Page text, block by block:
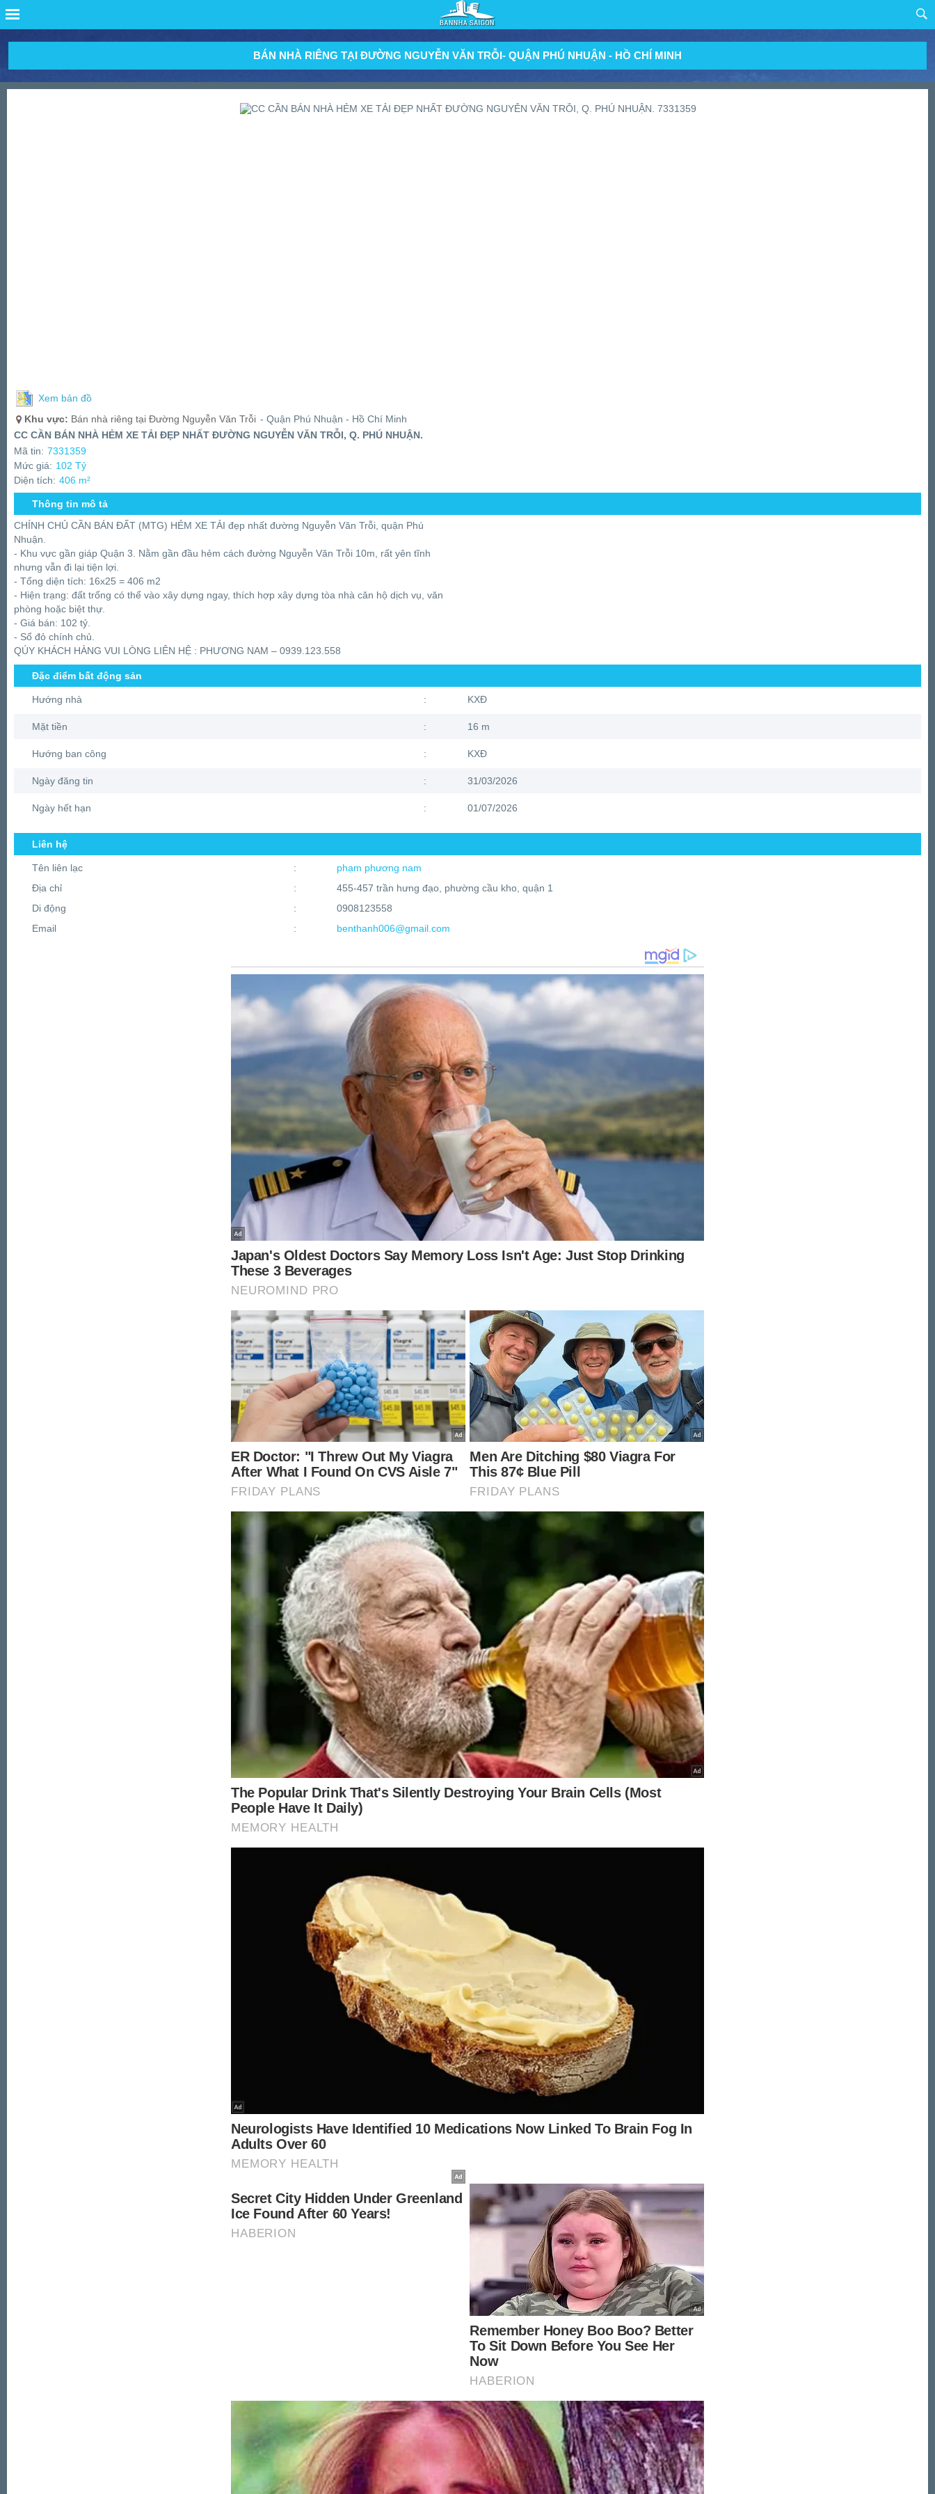
BÁN NHÀ RIÊNG TẠI ĐƯỜNG NGUYỄN VĂN TRỖI- QUẬN PHÚ NHUẬN - HỒ CHÍ MINH
Xem bản đồ
Khu vực: Bán nhà riêng tại Đường Nguyễn Văn Trỗi - Quận Phú Nhuận - Hồ Chí Minh
CC CẦN BÁN NHÀ HẺM XE TẢI ĐẸP NHẤT ĐƯỜNG NGUYỄN VĂN TRỖI, Q. PHÚ NHUẬN.
Mã tin: 7331359
Mức giá: 102 Tỷ
Diện tích: 406 m²
Thông tin mô tả
CHÍNH CHỦ CẦN BÁN ĐẤT (MTG) HẺM XE TẢI đẹp nhất đường Nguyễn Văn Trỗi, quận Phú
Nhuận.
- Khu vực gần giáp Quận 3. Nằm gần đầu hẻm cách đường Nguyễn Văn Trỗi 10m, rất yên tĩnh
nhưng vẫn đi lại tiện lợi.
- Tổng diện tích: 16x25 = 406 m2
- Hiện trạng: đất trống có thể vào xây dựng ngay, thích hợp xây dựng tòa nhà căn hộ dịch vụ, văn
phòng hoặc biệt thự.
- Giá bán: 102 tỷ.
- Sổ đỏ chính chủ.
QÚY KHÁCH HÀNG VUI LÒNG LIÊN HỆ : PHƯƠNG NAM – 0939.123.558
Đặc điểm bất động sản
Hướng nhà : KXĐ
Mặt tiền : 16 m
Hướng ban công : KXĐ
Ngày đăng tin : 31/03/2026
Ngày hết hạn : 01/07/2026
Liên hệ
Tên liên lạc :
phạm phương nam
Địa chỉ
:
455-457 trần hưng đạo, phường cầu kho, quận 1
Di động
:
0908123558
Email
: benthanh006@gmail.com